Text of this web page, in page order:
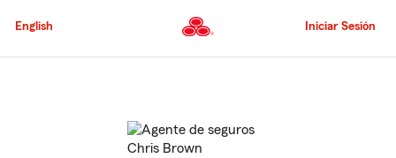
al
principal
English Iniciar Sesión